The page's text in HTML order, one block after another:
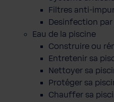
Filtres anti-
Desinfection
Eau de la piscine
Construire ou
Entretenir sa
Nettoyer sa
Protéger sa
Chauffer sa